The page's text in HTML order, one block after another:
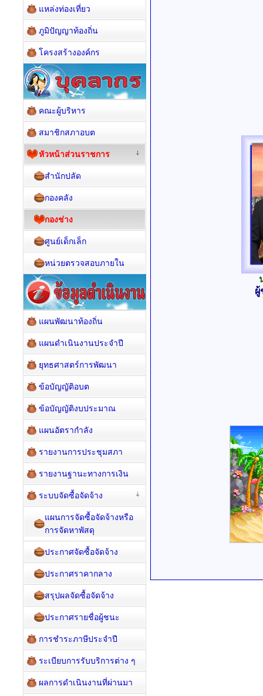
ผู้
แหล่งท่องเที่ยว
ภูมิปัญญาท้องถิ่น
โครงสร้างองค์กร
คณะผู้บริหาร
สมาชิกสภาอบต
หัวหน้าส่วนราชการ
สำนักปลัด
กองคลัง
กองช่าง
ศูนย์เด็กเล็ก
หน่วยตรวจสอบภายใน
แผนพัฒนาท้องถิ่น
แผนดำเนินงานประจำปี
ยุทธศาสตร์การพัฒนา
ข้อบัญญัติอบต
ข้อบัญญัติงบประมาณ
แผนอัตรากำลัง
รายงานการประชุมสภา
รายงานฐานะทางการเงิน
ระบบจัดซื้อจัดจ้าง
แผนการจัดซื้อจัดจ้างหรือ
การจัดหาพัสดุ
ประกาศจัดซื้อจัดจ้าง
ประกาศราคากลาง
สรุปผลจัดซื้อจัดจ้าง
ประกาศรายชื่อผู้ชนะ
การชำระภาษีประจำปี
ระเบียบการรับบริการต่าง ๆ
ผลการดำเนินงานที่ผ่านมา